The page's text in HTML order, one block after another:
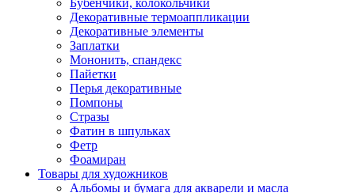
Бубенчики, колокольчики
Декоративные термоаппликации
Декоративные элементы
Заплатки
Мононить, спандекс
Пайетки
Перья декоративные
Помпоны
Стразы
Фатин в шпульках
Фетр
Фоамиран
Товары для художников
Альбомы и бумага для акварели и масла